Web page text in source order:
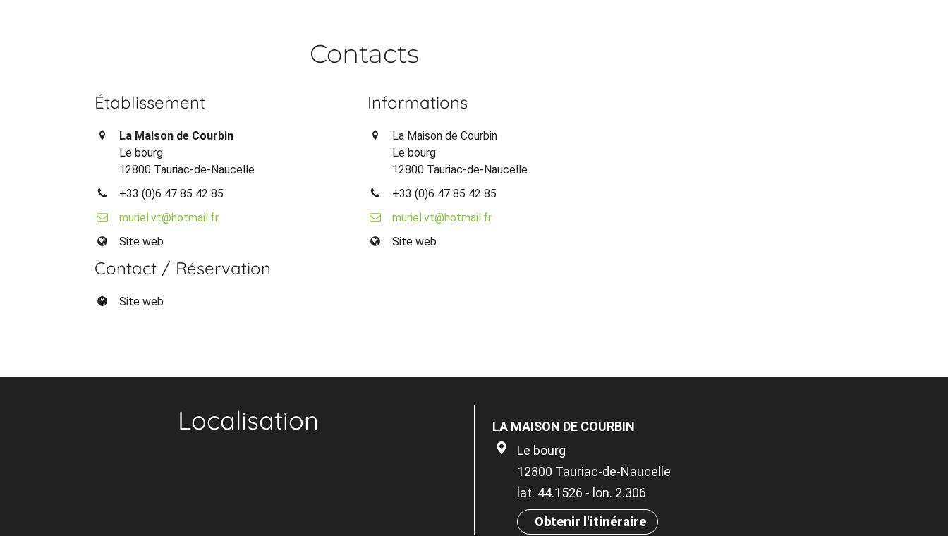
Contacts
Établissement
La Maison de Courbin
Le bourg
12800 Tauriac-de-Naucelle
+33 (0)6 47 85 42 85
muriel.vt@hotmail.fr
Site web
Informations
La Maison de Courbin
Le bourg
12800 Tauriac-de-Naucelle
+33 (0)6 47 85 42 85
muriel.vt@hotmail.fr
Site web
Contact / Réservation
Site web
Localisation
LA MAISON DE COURBIN
Le bourg
12800 Tauriac-de-Naucelle
lat. 44.1526 - lon. 2.306
Obtenir l'itinéraire